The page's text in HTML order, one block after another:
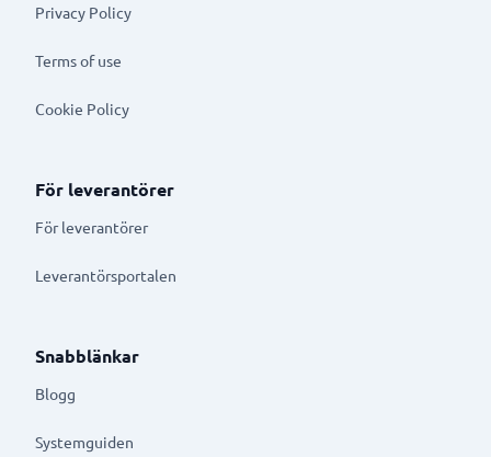
Privacy Policy
Terms of use
Cookie Policy
För leverantörer
För leverantörer
Leverantörsportalen
Snabblänkar
Blogg
Systemguiden